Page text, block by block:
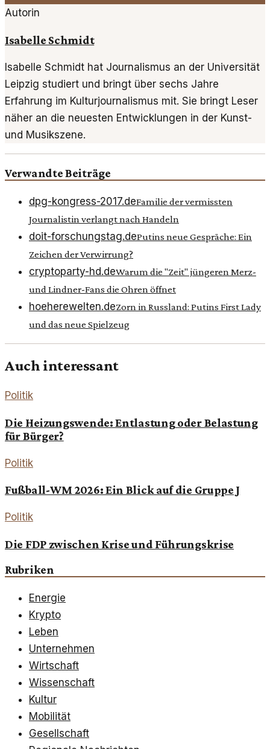
Autorin
Isabelle Schmidt
Isabelle Schmidt hat Journalismus an der Universität
Leipzig studiert und bringt über sechs Jahre
Erfahrung im Kulturjournalismus mit. Sie bringt Leser
näher an die neuesten Entwicklungen in der Kunst-
und Musikszene.
Verwandte Beiträge
dpg-kongress-2017.deFamilie der vermissten
Journalistin verlangt nach Handeln
doit-forschungstag.dePutins neue Gespräche: Ein
Zeichen der Verwirrung?
cryptoparty-hd.deWarum die "Zeit" jüngeren Merz-
und Lindner-Fans die Ohren öffnet
hoeherewelten.deZorn in Russland: Putins First Lady
und das neue Spielzeug
Auch interessant
Politik
Die Heizungswende: Entlastung oder Belastung
für Bürger?
Politik
Fußball-WM 2026: Ein Blick auf die Gruppe J
Politik
Die FDP zwischen Krise und Führungskrise
Rubriken
Energie
Krypto
Leben
Unternehmen
Wirtschaft
Wissenschaft
Kultur
Mobilität
Gesellschaft